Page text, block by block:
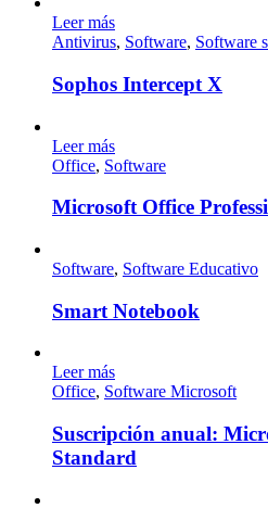
Leer más
Antivirus, Software, Software
Sophos Intercept X
Leer más
Office, Software
Microsoft Office
Software, Software Educativo
Smart Notebook
Leer más
Office, Software Microsoft
Suscripción anual:
Standard